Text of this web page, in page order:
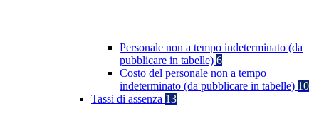
Personale non a tempo indeterminato (da
pubblicare in tabelle) 6
Costo del personale non a tempo
indeterminato (da pubblicare in tabelle) 10
Tassi di assenza 13